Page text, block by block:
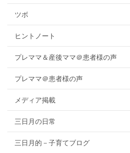
ツボ
ヒントノート
プレママ＆産後ママ＠患者様の声
プレママ＠患者様の声
メディア掲載
三日月の日常
三日月的－子育てブログ